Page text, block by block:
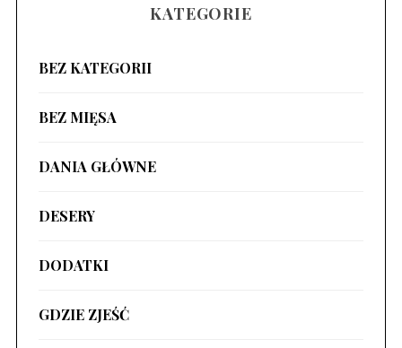
KATEGORIE
BEZ KATEGORII
BEZ MIĘSA
DANIA GŁÓWNE
DESERY
DODATKI
GDZIE ZJEŚĆ